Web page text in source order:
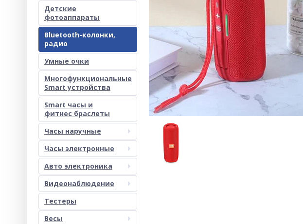
Детские
фотоаппараты
Bluetooth-колонки,
радио
Умные очки
Многофункциональные
Smart устройства
Smart часы и
фитнес браслеты
Часы наручные
Часы электронные
Авто электроника
Видеонаблюдение
Тестеры
Весы